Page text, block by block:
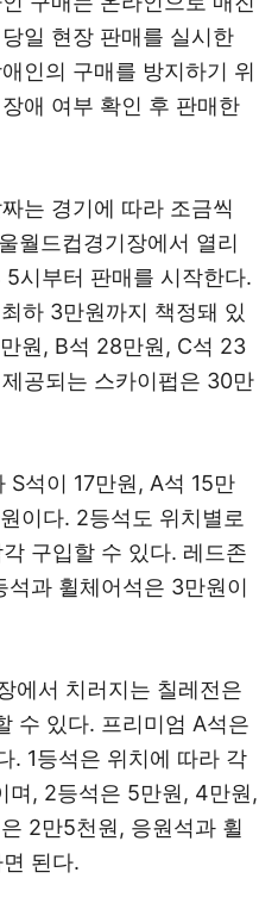
일 현장 판매를 실시한
인의 구매를 방지하기 위
애 여부 확인 후 판매한
는 경기에 따라 조금씩
월드컵경기장에서 열리
시부터 판매를 시작한다.
하 3만원까지 책정돼 있
원, B석 28만원, C석 23
공되는 스카이펍은 30만
S석이 17만원, A석 15만
이다. 2등석도 위치별로
구입할 수 있다. 레드존
과 휠체어석은 3만원이
에서 치러지는 칠레전은
수 있다. 프리미엄 A석은
. 1등석은 위치에 따라 각
며, 2등석은 5만원, 4만원,
2만5천원, 응원석과 휠
된다.